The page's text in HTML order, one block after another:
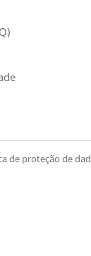
de proteção de